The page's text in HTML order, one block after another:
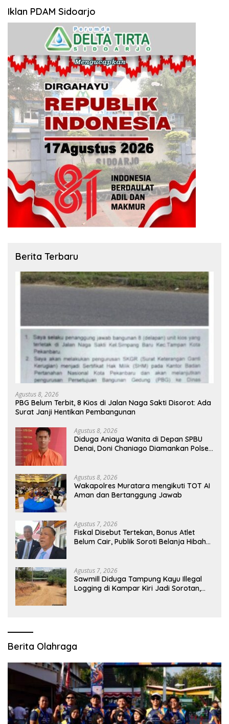
Iklan PDAM Sidoarjo
Berita Terbaru
Agustus 8, 2026
PBG Belum Terbit, 8 Kios di Jalan Naga Sakti Disorot: Ada
Surat Janji Hentikan Pembangunan
Agustus 8, 2026
Diduga Aniaya Wanita di Depan SPBU
Denai, Doni Chaniago Diamankan Polsek
Agustus 8, 2026
Wakapolres Muratara mengikuti TOT AI
Aman dan Bertanggung Jawab
Agustus 7, 2026
Fiskal Disebut Tertekan, Bonus Atlet
Belum Cair, Publik Soroti Belanja Hibah
Agustus 7, 2026
Sawmill Diduga Tampung Kayu Illegal
Logging di Kampar Kiri Jadi Sorotan,
Berita Olahraga